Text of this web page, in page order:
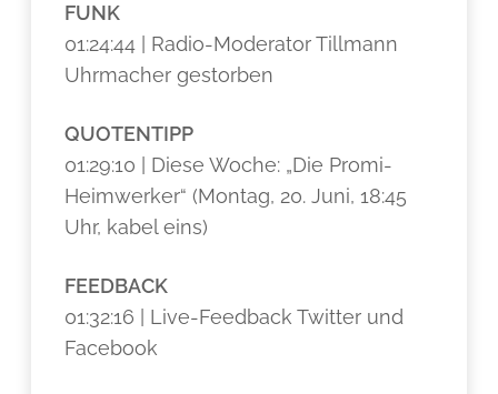
FUNK
01:24:44 | Radio-Moderator Tillmann
Uhrmacher gestorben
QUOTENTIPP
01:29:10 | Diese Woche: „Die Promi-
Heimwerker“ (Montag, 20. Juni, 18:45
Uhr, kabel eins)
FEEDBACK
01:32:16 | Live-Feedback Twitter und
Facebook